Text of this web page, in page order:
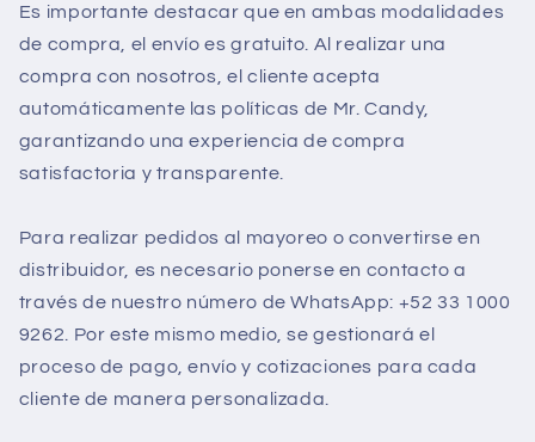
Es importante destacar que en ambas modalidades
de compra, el envío es gratuito. Al realizar una
compra con nosotros, el cliente acepta
automáticamente las políticas de Mr. Candy,
garantizando una experiencia de compra
satisfactoria y transparente.
Para realizar pedidos al mayoreo o convertirse en
distribuidor, es necesario ponerse en contacto a
través de nuestro número de WhatsApp: +52 33 1000
9262. Por este mismo medio, se gestionará el
proceso de pago, envío y cotizaciones para cada
cliente de manera personalizada.